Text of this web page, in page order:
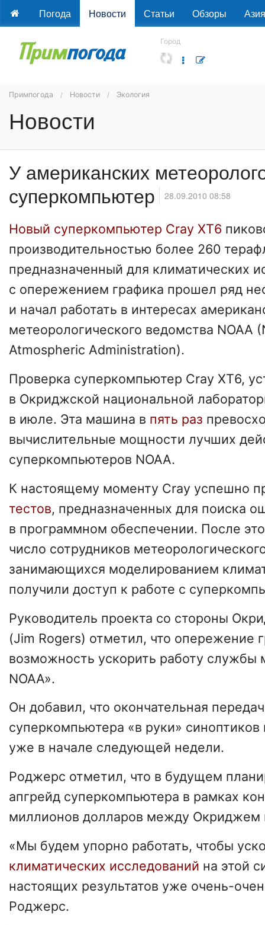
Погода Новости Статьи Обзоры Азия
Город
Примпогода Новости Экология
Новости
У американских
суперкомпьютер
28.09.2010 08:58
Новый суперкомпьютер Cray XT6
производительностью более 260
предназначенный для климатических
с опережением графика прошел ряд
и начал работать в интересах
метеорологического ведомства NOAA
Atmospheric Administration).
Проверка суперкомпьютер Cray XT6,
в Окриджской национальной
в июле. Эта машина в пять раз
вычислительные мощности лучших
суперкомпьютеров NOAA.
К настоящему моменту Cray успешно
тестов, предназначенных для поиска
в программном обеспечении. После
число сотрудников
занимающихся моделированием
получили доступ к работе с
Руководитель проекта со стороны
(Jim Rogers) отметил, что опережение
возможность ускорить работу службы
NOAA».
Он добавил, что окончательная
суперкомпьютера «в руки»
уже в начале следующей недели.
Роджерс отметил, что в будущем
апгрейд суперкомпьютера в рамках
миллионов долларов между Окриджем
«Мы будем упорно работать, чтобы
климатических исследований на этой
настоящих результатов уже очень-
Роджерс.